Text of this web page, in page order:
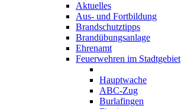
Aktuelles
Aus- und Fortbildung
Brandschutztipps
Brandübungsanlage
Ehrenamt
Feuerwehren im Stadtgebiet
Hauptwache
ABC-Zug
Burlafingen